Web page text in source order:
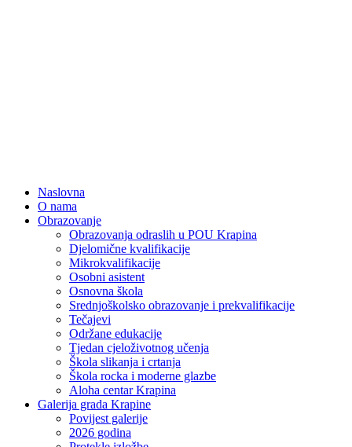
Naslovna
O nama
Obrazovanje
Obrazovanja odraslih u POU Krapina
Djelomične kvalifikacije
Mikrokvalifikacije
Osobni asistent
Osnovna škola
Srednjoškolsko obrazovanje i prekvalifikacije
Tečajevi
Održane edukacije
Tjedan cjeloživotnog učenja
Škola slikanja i crtanja
Škola rocka i moderne glazbe
Aloha centar Krapina
Galerija grada Krapine
Povijest galerije
2026 godina